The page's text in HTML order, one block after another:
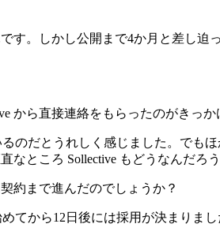
。しかし公開まで4か月と差し迫
から直接連絡をもらったのがきっか
のだとうれしく感じました。でも
ところ Sollective もどうなんだろ
約まで進んだのでしょうか？
めてから12日後には採用が決まりまし